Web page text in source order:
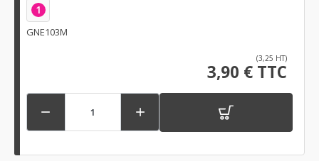
1
GNE103M
(3,25 HT)
3,90 € TTC
 